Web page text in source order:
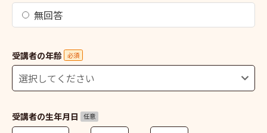
無回答
受講者の年齢 必須
受講者の生年月日 任意